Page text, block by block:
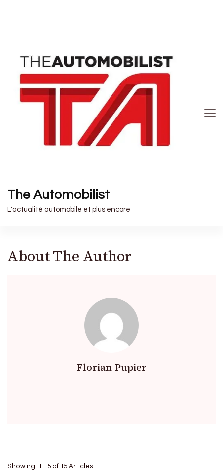
The Automobilist
L'actualité automobile et plus encore
About The Author
Florian Pupier
Showing: 1 - 5 of 15 Articles